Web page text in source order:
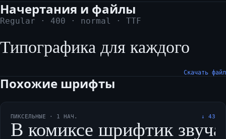
Начертания и файлы
Regular · 400 · normal · TTF
Типографика для каждого
Скачать файл
Похожие шрифты
ПИКСЕЛЬНЫЕ · 1 НАЧ. ↓ 43
В комиксе шрифтик